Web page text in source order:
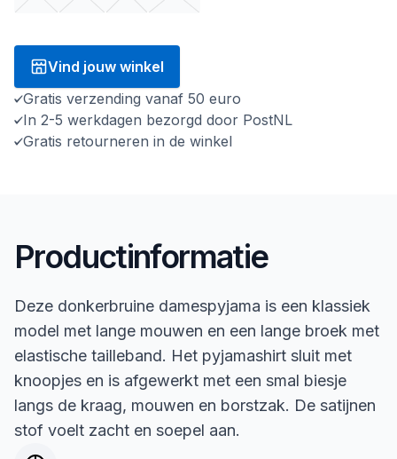
Vind jouw winkel
Gratis verzending vanaf 50 euro
In 2-5 werkdagen bezorgd door PostNL
Gratis retourneren in de winkel
Productinformatie
Deze donkerbruine damespyjama is een klassiek
model met lange mouwen en een lange broek met
elastische tailleband. Het pyjamashirt sluit met
knoopjes en is afgewerkt met een smal biesje
langs de kraag, mouwen en borstzak. De satijnen
stof voelt zacht en soepel aan.